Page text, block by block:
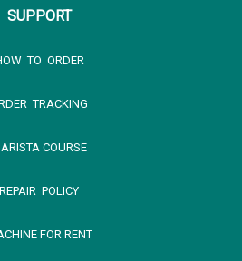
SUPPORT
TO ORDER
TRACKING
COURSE
REPAIR POLICY
FOR RENT